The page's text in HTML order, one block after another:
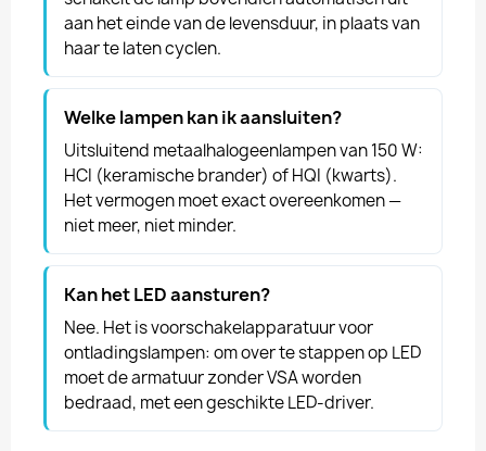
aan het einde van de levensduur, in plaats van
haar te laten cyclen.
Welke lampen kan ik aansluiten?
Uitsluitend metaalhalogeenlampen van 150 W:
HCI (keramische brander) of HQI (kwarts).
Het vermogen moet exact overeenkomen —
niet meer, niet minder.
Kan het LED aansturen?
Nee. Het is voorschakelapparatuur voor
ontladingslampen: om over te stappen op LED
moet de armatuur zonder VSA worden
bedraad, met een geschikte LED-driver.